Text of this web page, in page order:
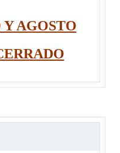
AGOSTO